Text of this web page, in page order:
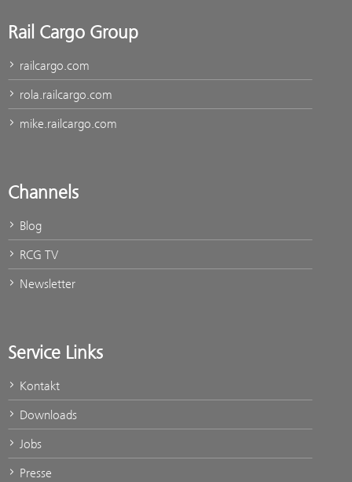
Rail Cargo Group
railcargo.com
rola.railcargo.com
mike.railcargo.com
Channels
Blog
RCG TV
Newsletter
Service Links
Kontakt
Downloads
Jobs
Presse